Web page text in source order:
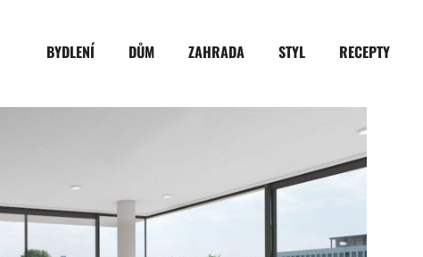
BYDLENÍ DŮM ZAHRADA STYL RECEPTY